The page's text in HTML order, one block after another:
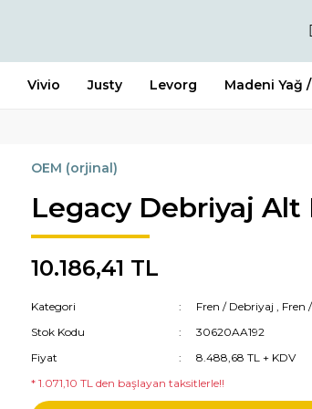
Vivio Justy Levorg Madeni Yağ
OEM (orjinal)
Legacy Debriyaj Alt
10.186,41 TL
Kategori Fren / Debriyaj , Fren
Stok Kodu
30620AA192
Fiyat
8.488,68 TL + KDV
* 1.071,10 TL den başlayan taksitlerle!!